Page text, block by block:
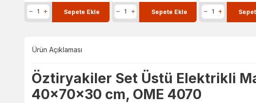
Sepete Ekle Sepete Ekle
Ürün Açıklaması
Öztiryakiler Set Üstü Elektrikli
40x70x30 cm, OME 4070